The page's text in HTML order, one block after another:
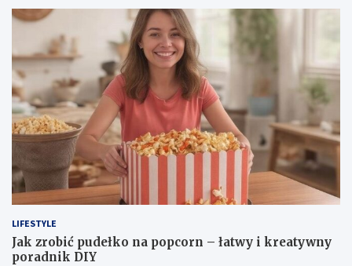
LIFESTYLE
Jak zrobić pudełko na popcorn – łatwy i kreatywny
poradnik DIY